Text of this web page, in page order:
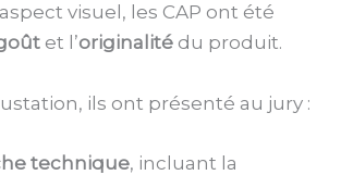
visuel, les CAP ont été
et l’originalité du produit.
ils ont présenté au jury :
technique, incluant la